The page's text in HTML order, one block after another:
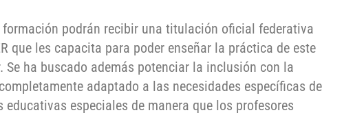
formación podrán recibir una titulación oficial federativa
que les capacita para poder enseñar la práctica de este
Se ha buscado además potenciar la inclusión con la
adaptado a las necesidades específicas de
especiales de manera que los profesores